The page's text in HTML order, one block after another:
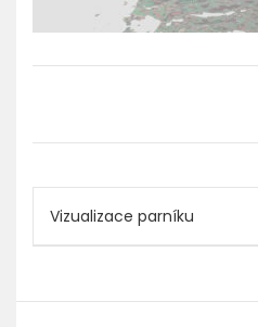
Navigace
pro
příspěvek
Vizualizace parníku